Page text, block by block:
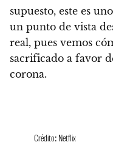
supuesto, este es
un punto de vista
real, pues vemos
sacrificado a favor
corona.
Crédito: Netflix